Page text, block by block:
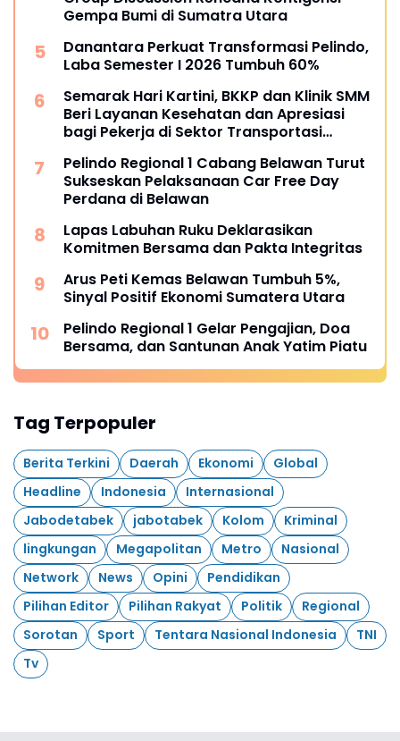
Gempa Bumi di Sumatra Utara
Danantara Perkuat Transformasi Pelindo,
Laba Semester I 2026 Tumbuh 60%
Semarak Hari Kartini, BKKP dan Klinik SMM
Beri Layanan Kesehatan dan Apresiasi
bagi Pekerja di Sektor Transportasi
Maritim
Pelindo Regional 1 Cabang Belawan Turut
Sukseskan Pelaksanaan Car Free Day
Perdana di Belawan
Lapas Labuhan Ruku Deklarasikan
Komitmen Bersama dan Pakta Integritas
Arus Peti Kemas Belawan Tumbuh 5%,
Sinyal Positif Ekonomi Sumatera Utara
Pelindo Regional 1 Gelar Pengajian, Doa
Bersama, dan Santunan Anak Yatim Piatu
Tag Terpopuler
Berita Terkini Daerah Ekonomi
Global
Headline
Indonesia
Internasional
Jabodetabek
jabotabek Kolom
Kriminal
lingkungan
Megapolitan Metro
Nasional
Network
News Opini
Pendidikan
Pilihan Editor
Pilihan Rakyat Politik
Regional
Sorotan
Sport Tentara Nasional Indonesia
TNI
Tv